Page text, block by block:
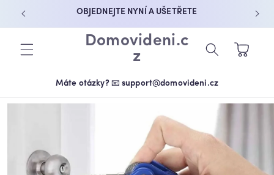
PŘEJÍT K
OBJEDNEJTE NYNÍ A UŠETŘETE
Domovideni.c
z
Košík
Máte otázky? 📧 support@domovideni.cz